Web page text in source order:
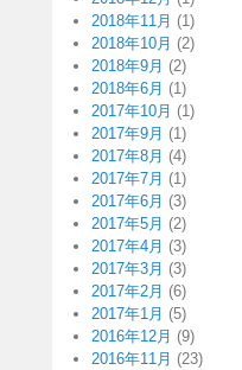
2018年11月 (1)
2018年10月 (2)
2018年9月 (2)
2018年6月 (1)
2017年10月 (1)
2017年9月 (1)
2017年8月 (4)
2017年7月 (1)
2017年6月 (3)
2017年5月 (2)
2017年4月 (3)
2017年3月 (3)
2017年2月 (6)
2017年1月 (5)
2016年12月 (9)
2016年11月 (23)